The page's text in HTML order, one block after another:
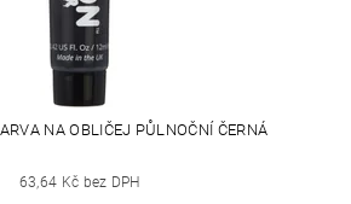
NA OBLIČEJ PŮLNOČNÍ ČERNÁ
63,64 Kč bez DPH